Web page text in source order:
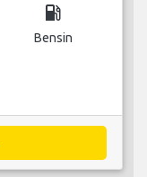
local_gas_station
Bensin